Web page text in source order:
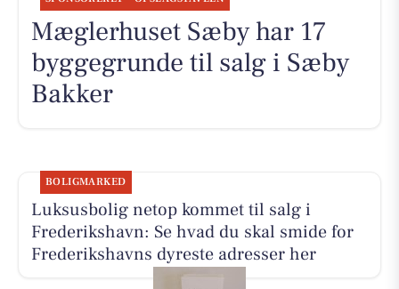
Mæglerhuset Sæby har 17
byggegrunde til salg i Sæby
Bakker
BOLIGMARKED
Luksusbolig netop kommet til salg i
Frederikshavn: Se hvad du skal smide for
Frederikshavns dyreste adresser her